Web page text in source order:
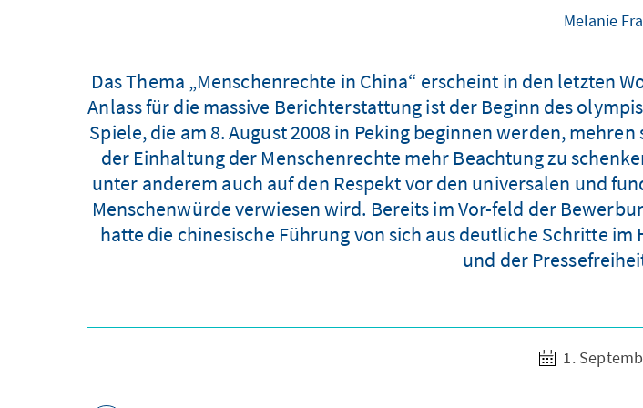
Melanie
Das Thema „Menschenrechte in China“ erscheint in den letzten
Anlass für die massive Berichterstattung ist der Beginn des
Spiele, die am 8. August 2008 in Peking beginnen werden,
der Einhaltung der Menschenrechte mehr Beachtung zu
unter anderem auch auf den Respekt vor den universalen und
Menschenwürde verwiesen wird. Bereits im Vor-feld der
hatte die chinesische Führung von sich aus deutliche Schritte
und der
1.